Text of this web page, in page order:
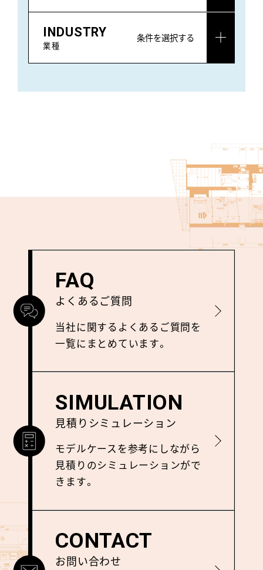
INDUSTRY
業種
条件を選択する
FAQ
よくあるご質問
当社に関するよくあるご質問を
⼀覧にまとめています。
詳しく見る
SIMULATION
見積りシミュレーション
モデルケースを参考にしながら
⾒積りのシミュレーションがで
きます。
詳しく見る
CONTACT
お問い合わせ